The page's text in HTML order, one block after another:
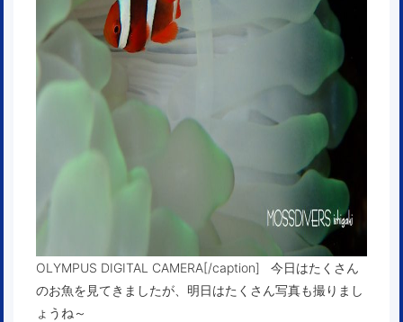
OLYMPUS DIGITAL CAMERA[/caption] 今日はたくさん
のお魚を見てきましたが、明日はたくさん写真も撮りまし
ょうね～